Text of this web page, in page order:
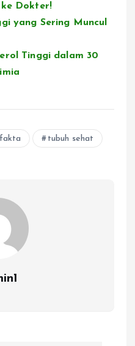
ke Dokter!
yang Sering Muncul
Tinggi dalam 30
tubuh sehat